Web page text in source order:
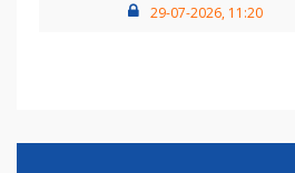
29-07-2026, 11:20